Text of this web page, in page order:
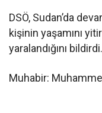
DSÖ, Sudan’da
kişinin yaşamını
yaralandığını bildirdi.
Muhabir: